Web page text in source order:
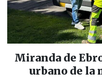
Miranda de
urbano de la